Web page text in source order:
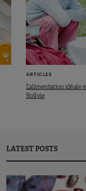
ARTICLES
L’alimentation idéale
Bolivie
LATEST POSTS